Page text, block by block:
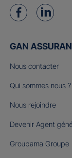
GAN
Nous contacter
Qui sommes nous ?
Nous rejoindre
Devenir Agent
Groupama Groupe